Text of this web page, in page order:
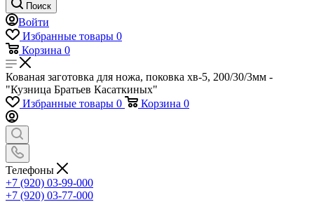
Поиск
Войти
Избранные товары 0
Корзина 0
Кованая заготовка для ножа, поковка хв-5, 200/30/3мм -
"Кузница Братьев Касаткиных"
Избранные товары 0 Корзина 0
Телефоны
+7 (920) 03-99-000
+7 (920) 03-77-000